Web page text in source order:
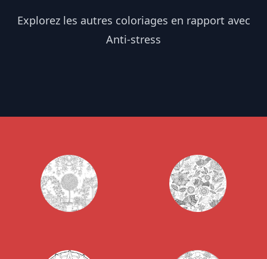
Explorez les autres coloriages en rapport avec
Anti-stress